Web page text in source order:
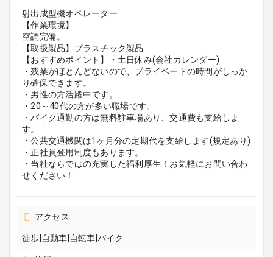
射出成型機オペレーター
【作業環境】
空調完備。
【取扱製品】プラスチック製品
【おすすめポイント】・土日休み(会社カレンダー)
・残業がほとんどないので、プライベートの時間がしっか
り確保できます。
・男性の方活躍中です。
・20～40代の方が多い職場です。
・バイク通勤の方は無料駐車場あり、交通費も支給しま
す。
・公共交通機関は1ヶ月分の定期代を支給します(規定あり)
・正社員登用制度もあります。
・当社ならではの充実した福利厚生！お気軽にお問い合わ
せください！
アクセス
徒歩|自動車|自転車|バイク